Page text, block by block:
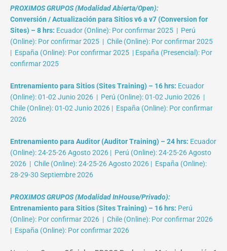
PROXIMOS GRUPOS (Modalidad Abierta/Open):
Conversión / Actualización para Sitios v6 a v7 (Conversion for
Sites) – 8 hrs: Ecuador (Online): Por confirmar 2025 | Perú
(Online): Por confirmar 2025 | Chile (Online): Por confirmar 2025
| España (Online): Por confirmar 2025 | España (Presencial): Por
confirmar 2025
Entrenamiento para Sitios (Sites Training) – 16 hrs: Ecuador
(Online): 01-02 Junio 2026 | Perú (Online): 01-02 Junio 2026 |
Chile (Online): 01-02 Junio 2026 | España (Online): Por confirmar
2026
Entrenamiento para Auditor (Auditor Training) – 24 hrs: Ecuador
(Online): 24-25-26 Agosto 2026 | Perú (Online): 24-25-26 Agosto
2026 | Chile (Online): 24-25-26 Agosto 2026 | España (Online):
28-29-30 Septiembre 2026
PROXIMOS GRUPOS (Modalidad InHouse/Privado):
Entrenamiento para Sitios (Sites Training) – 16 hrs: Perú
(Online): Por confirmar 2026 | Chile (Online): Por confirmar 2026
| España (Online): Por confirmar 2026